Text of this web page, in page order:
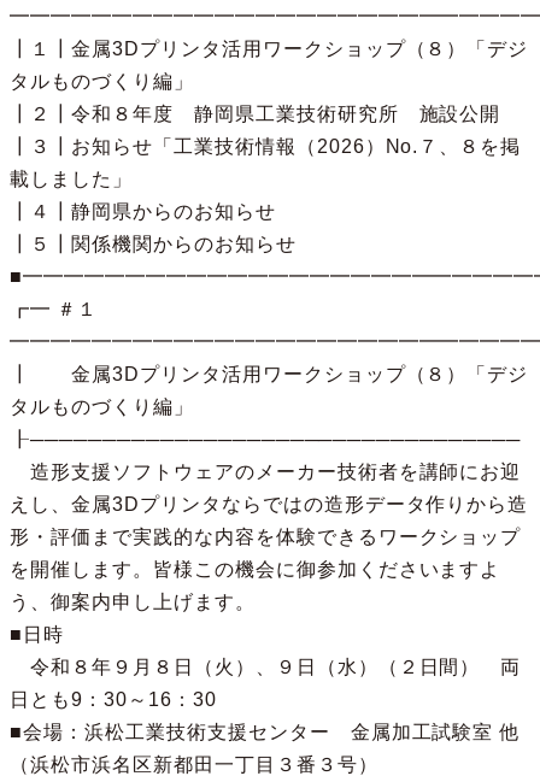
┃１┃金属3Dプリンタ活用ワークショップ（８）「デジ
タルものづくり編」
┃２┃令和８年度　静岡県工業技術研究所　施設公開
┃３┃お知らせ「工業技術情報（2026）No.７、８を掲
載しました」
┃４┃静岡県からのお知らせ
┃５┃関係機関からのお知らせ
┏━ ＃１
┃　　金属3Dプリンタ活用ワークショップ（８）「デジ
タルものづくり編」
┠──────────────────────────────────
造形支援ソフトウェアのメーカー技術者を講師にお迎
えし、金属3Dプリンタならではの造形データ作りから造
形・評価まで実践的な内容を体験できるワークショップ
を開催します。皆様この機会に御参加くださいますよ
う、御案内申し上げます。
■日時
令和８年９月８日（火）、９日（水）（２日間）　両
日とも9：30～16：30
■会場：浜松工業技術支援センター　金属加工試験室 他
（浜松市浜名区新都田一丁目３番３号）